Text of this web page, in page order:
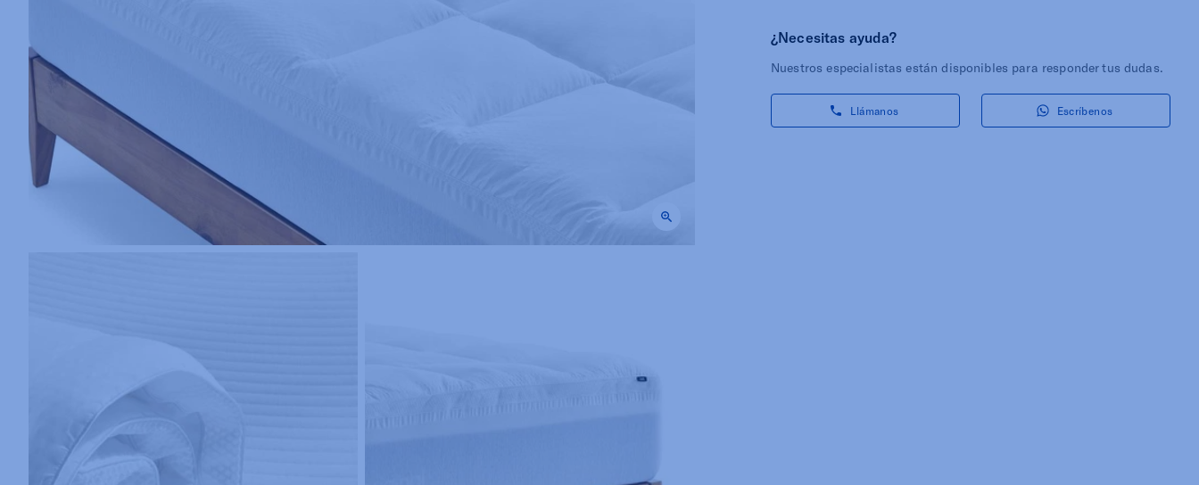
¿Necesitas ayuda?
Nuestros especialistas están disponibles para responder tus dudas.
Llámanos Escríbenos